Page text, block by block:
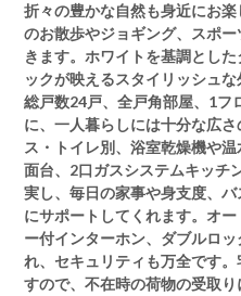
折々の豊かな自然も身近にお
のお散歩やジョギング、スポ
きます。ホワイトを基調とし
ックが映えるスタイリッシュな
総戸数24戸、全戸角部屋、1フ
に、一人暮らしには十分な広
ス・トイレ別、浴室乾燥機や
面台、2口ガスシステムキッチ
実し、毎日の家事や身支度、
にサポートしてくれます。オ
ー付インターホン、ダブルロ
れ、セキュリティも万全です
すので、不在時の荷物の受取り